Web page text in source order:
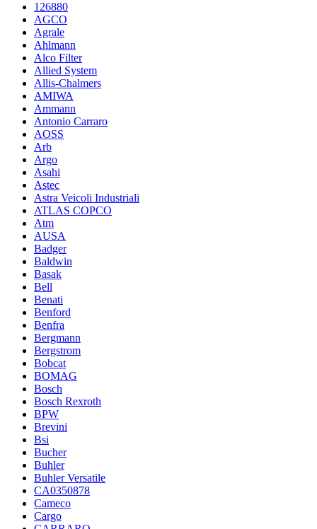
126880
AGCO
Agrale
Ahlmann
Alco Filter
Allied System
Allis-Chalmers
AMIWA
Ammann
Antonio Carraro
AOSS
Arb
Argo
Asahi
Astec
Astra Veicoli Industriali
ATLAS COPCO
Atm
AUSA
Badger
Baldwin
Basak
Bell
Benati
Benford
Benfra
Bergmann
Bergstrom
Bobcat
BOMAG
Bosch
Bosch Rexroth
BPW
Brevini
Bsi
Bucher
Buhler
Buhler Versatile
CA0350878
Cameco
Cargo